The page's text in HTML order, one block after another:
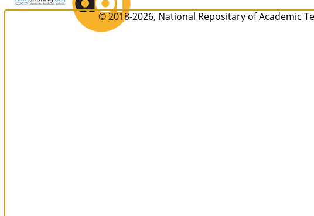
© 2018-2026, National Repositary of Academic